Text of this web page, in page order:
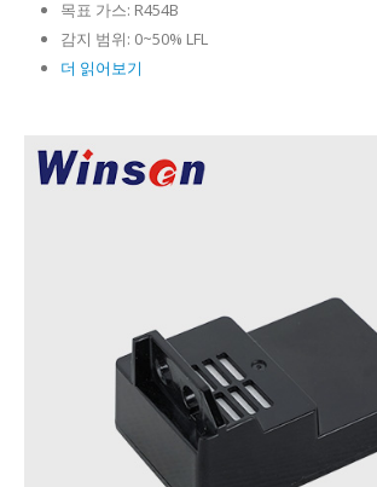
목표 가스: R454B
감지 범위: 0~50% LFL
더 읽어보기